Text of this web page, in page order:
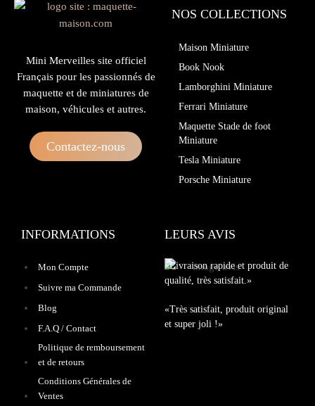
Mini Merveilles site officiel
Français pour les passionnés de
maquette et de miniatures de
maison, véhicules et autres.
Contactez-nous
NOS COLLECTIONS
Maison Miniature
Book Nook
Lamborghini Miniature
Ferrari Miniature
Maquette Stade de foot
Miniature
Tesla Miniature
Porsche Miniature
INFORMATIONS
Mon Compte
Suivre ma Commande
Blog
F.A.Q / Contact
Politique de remboursement
et de retours
Conditions Générales de
Ventes
LEURS AVIS
«Livraison rapide et produit de
qualité, très satisfait.»
«Très satisfait, produit original
et super joli !»